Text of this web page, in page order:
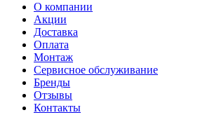
О компании
Акции
Доставка
Оплата
Монтаж
Сервисное обслуживание
Бренды
Отзывы
Контакты